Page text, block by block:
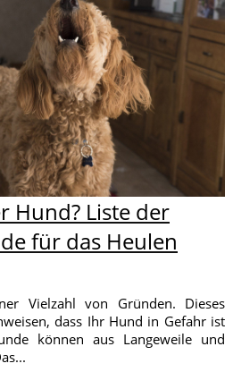
Hund? Liste der
für das Heulen
Vielzahl von Gründen. Dieses
dass Ihr Hund in Gefahr ist
können aus Langeweile und